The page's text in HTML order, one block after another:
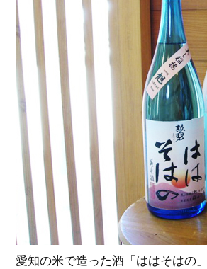
愛知の米で造った酒「ははそはの」